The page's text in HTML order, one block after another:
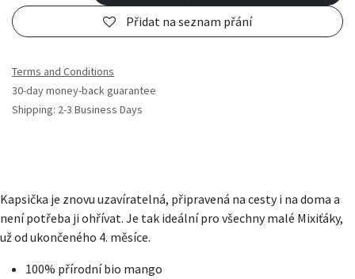
Přidat na seznam přání
Terms and Conditions
30-day money-back guarantee
Shipping: 2-3 Business Days
Kapsička je znovu uzavíratelná, připravená na cesty i na doma a
není potřeba ji ohřívat. Je tak ideální pro všechny malé Mixiťáky,
už od ukončeného 4. měsíce.
100% přírodní bio mango